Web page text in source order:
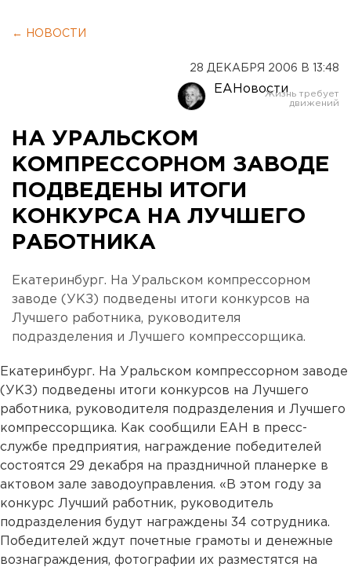
← НОВОСТИ
28 ДЕКАБРЯ 2006 В 13:48
ЕАНовости
НА УРАЛЬСКОМ
КОМПРЕССОРНОМ ЗАВОДЕ
ПОДВЕДЕНЫ ИТОГИ
КОНКУРСА НА ЛУЧШЕГО
РАБОТНИКА
Екатеринбург. На Уральском компрессорном
заводе (УКЗ) подведены итоги конкурсов на
Лучшего работника, руководителя
подразделения и Лучшего компрессорщика.
Екатеринбург. На Уральском компрессорном заводе
(УКЗ) подведены итоги конкурсов на Лучшего
работника, руководителя подразделения и Лучшего
компрессорщика. Как сообщили ЕАН в пресс-
службе предприятия, награждение победителей
состоятся 29 декабря на праздничной планерке в
актовом зале заводоуправления. «В этом году за
конкурс Лучший работник, руководитель
подразделения будут награждены 34 сотрудника.
Победителей ждут почетные грамоты и денежные
вознаграждения, фотографии их разместятся на